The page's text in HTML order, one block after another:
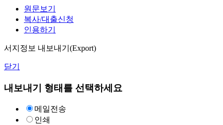
원문보기
복사/대출신청
인용하기
서지정보 내보내기(Export)
닫기
내보내기 형태를 선택하세요
메일전송
인쇄